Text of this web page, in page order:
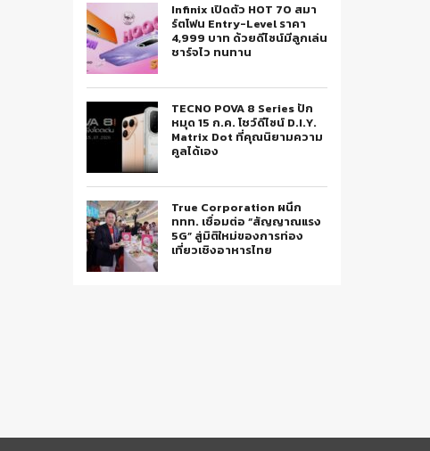
Infinix เปิดตัว HOT 70 สมา
ร์ตโฟน Entry-Level ราคา
4,999 บาท ด้วยดีไซน์มีลูกเล่น
ชาร์จไว ทนทาน
TECNO POVA 8 Series ปัก
หมุด 15 ก.ค. โชว์ดีไซน์ D.I.Y.
Matrix Dot ที่คุณนิยามความ
คูลได้เอง
True Corporation ผนึก
ททท. เชื่อมต่อ “สัญญาณแรง
5G” สู่มิติใหม่ของการท่อง
เที่ยวเชิงอาหารไทย